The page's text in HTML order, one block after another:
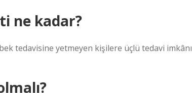
ne kadar?
tedavisine yetmeyen kişilere üçlü tedavi imkânı